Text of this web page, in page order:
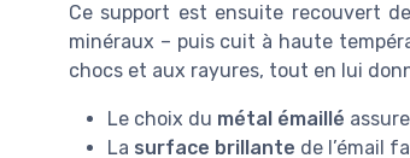
Ce support est ensuite recouvert
minéraux – puis cuit à haute
chocs et aux rayures, tout en lui
Le choix du métal émaillé
La surface brillante de l’émail